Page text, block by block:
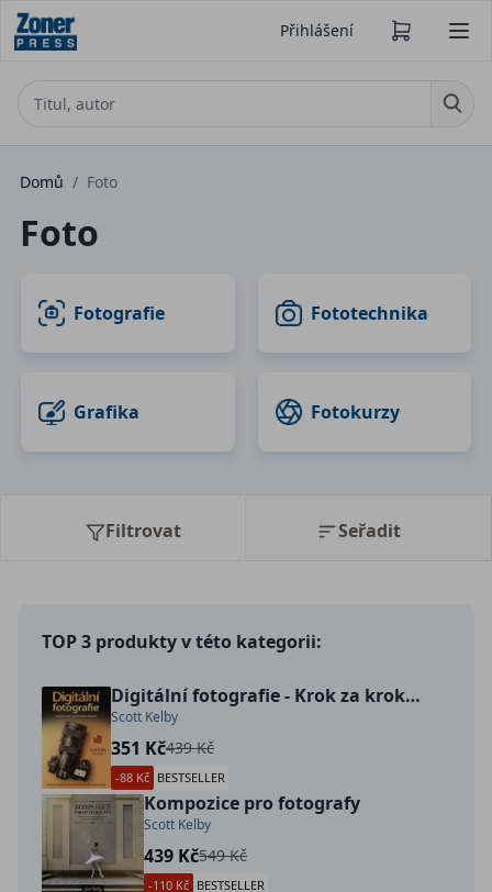
Přihlášení
Domů / Foto
Foto
Fotografie Fototechnika
Grafika Fotokurzy
Filtrovat Seřadit
TOP 3 produkty v této kategorii:
Digitální fotografie - Krok za krokem k profesionální fotografii
Scott Kelby
351 Kč439 Kč
-88 Kč BESTSELLER
Kompozice pro fotografy
Scott Kelby
439 Kč549 Kč
-110 Kč BESTSELLER